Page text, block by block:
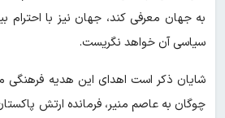
به جهان معرفی کند، جهان نیز با احترام
سیاسی آن خواهد نگریست.
شایان ذکر است اهدای این هدیه فرهنگی
چوگان به عاصم منیر، فرمانده ارتش